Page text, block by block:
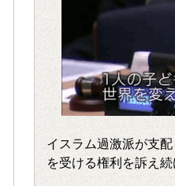
イスラム過激派が支
を受ける権利を訴え